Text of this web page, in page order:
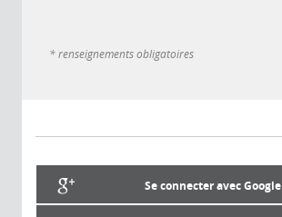
* renseignements obligatoires
Se connecter avec Google